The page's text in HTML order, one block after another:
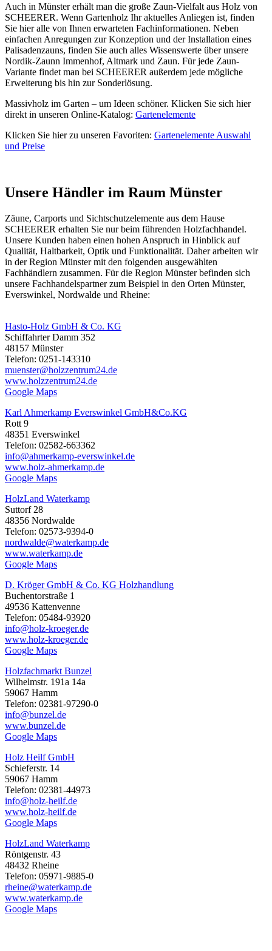
Auch in Münster erhält man die große Zaun-Vielfalt aus Holz von
SCHEERER. Wenn Gartenholz Ihr aktuelles Anliegen ist, finden
Sie hier alle von Ihnen erwarteten Fachinformationen. Neben
einfachen Anregungen zur Konzeption und der Installation eines
Palisadenzauns, finden Sie auch alles Wissenswerte über unsere
Nordik-Zaunn Immenhof, Altmark und Zaun. Für jede Zaun-
Variante findet man bei SCHEERER außerdem jede mögliche
Erweiterung bis hin zur Sonderlösung.
Massivholz im Garten – um Ideen schöner. Klicken Sie sich hier
direkt in unseren Online-Katalog: Gartenelemente
Klicken Sie hier zu unseren Favoriten: Gartenelemente Auswahl
und Preise
Unsere Händler im Raum Münster
Zäune, Carports und Sichtschutzelemente aus dem Hause
SCHEERER erhalten Sie nur beim führenden Holzfachhandel.
Unsere Kunden haben einen hohen Anspruch in Hinblick auf
Qualität, Haltbarkeit, Optik und Funktionalität. Daher arbeiten wir
in der Region Münster mit den folgenden ausgewählten
Fachhändlern zusammen. Für die Region Münster befinden sich
unsere Fachhandelspartner zum Beispiel in den Orten Münster,
Everswinkel, Nordwalde und Rheine:
Hasto-Holz GmbH & Co. KG
Schiffahrter Damm 352
48157 Münster
Telefon: 0251-143310
muenster@holzzentrum24.de
www.holzzentrum24.de
Google Maps
Karl Ahmerkamp Everswinkel GmbH&Co.KG
Rott 9
48351 Everswinkel
Telefon: 02582-663362
info@ahmerkamp-everswinkel.de
www.holz-ahmerkamp.de
Google Maps
HolzLand Waterkamp
Suttorf 28
48356 Nordwalde
Telefon: 02573-9394-0
nordwalde@waterkamp.de
www.waterkamp.de
Google Maps
D. Kröger GmbH & Co. KG Holzhandlung
Buchentorstraße 1
49536 Kattenvenne
Telefon: 05484-93920
info@holz-kroeger.de
www.holz-kroeger.de
Google Maps
Holzfachmarkt Bunzel
Wilhelmstr. 191a 14a
59067 Hamm
Telefon: 02381-97290-0
info@bunzel.de
www.bunzel.de
Google Maps
Holz Heilf GmbH
Schieferstr. 14
59067 Hamm
Telefon: 02381-44973
info@holz-heilf.de
www.holz-heilf.de
Google Maps
HolzLand Waterkamp
Röntgenstr. 43
48432 Rheine
Telefon: 05971-9885-0
rheine@waterkamp.de
www.waterkamp.de
Google Maps